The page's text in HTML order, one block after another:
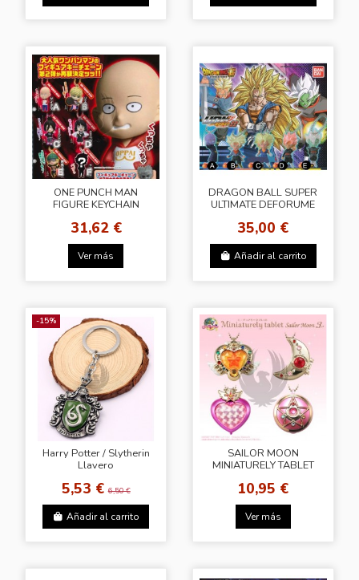
ONE PUNCH MAN
FIGURE KEYCHAIN
31,62 €
Ver más
DRAGON BALL SUPER
ULTIMATE DEFORUME
35,00 €
Añadir al carrito
-15%
Harry Potter / Slytherin
Llavero
5,53 €6,50 €
Añadir al carrito
SAILOR MOON
MINIATURELY TABLET
10,95 €
Ver más